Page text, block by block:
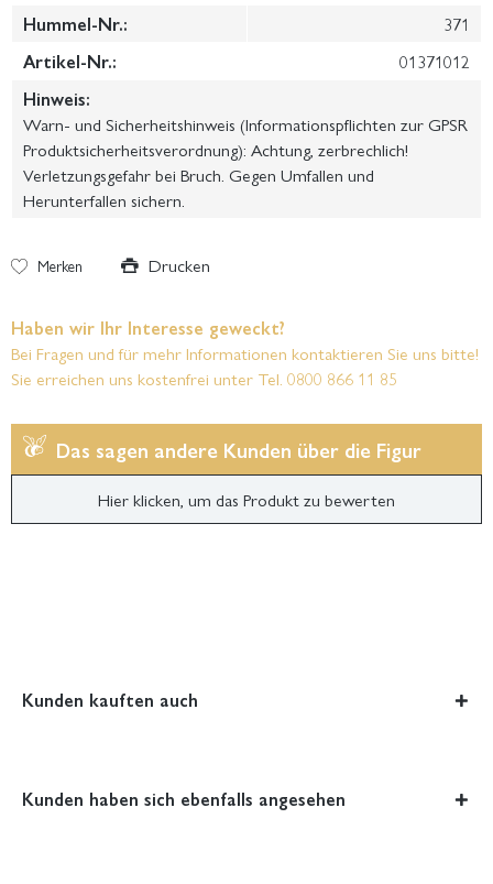
Hummel-Nr.:
371
Artikel-Nr.:
01371012
Hinweis:
Warn- und Sicherheitshinweis (Informationspflichten zur GPSR
Produktsicherheitsverordnung): Achtung, zerbrechlich!
Verletzungsgefahr bei Bruch. Gegen Umfallen und
Herunterfallen sichern.
Merken Drucken
Haben wir Ihr Interesse geweckt?
Bei Fragen und für mehr Informationen kontaktieren Sie uns bitte!
Sie erreichen uns kostenfrei unter Tel. 0800 866 11 85
Das sagen andere Kunden über die Figur
Hier klicken, um das Produkt zu bewerten
Kunden kauften auch
Kunden haben sich ebenfalls angesehen